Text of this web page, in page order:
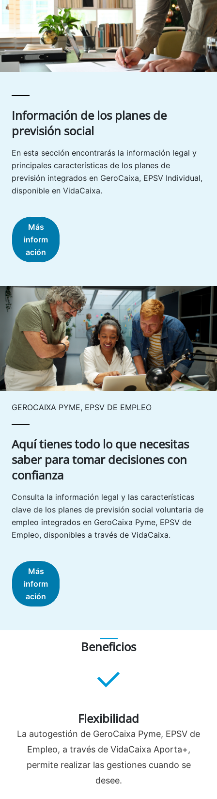
Información de los planes de
previsión social
En esta sección encontrarás la información legal y
principales características de los planes de
previsión integrados en GeroCaixa, EPSV Individual,
disponible en VidaCaixa.
Más
inform
ación
GEROCAIXA PYME, EPSV DE EMPLEO
Aquí tienes todo lo que necesitas
saber para tomar decisiones con
confianza
Consulta la información legal y las características
clave de los planes de previsión social voluntaria de
empleo integrados en GeroCaixa Pyme, EPSV de
Empleo, disponibles a través de VidaCaixa.
Más
inform
ación
Beneficios
Flexibilidad
La autogestión de GeroCaixa Pyme, EPSV de
Empleo, a través de VidaCaixa Aporta+,
permite realizar las gestiones cuando se
desee.